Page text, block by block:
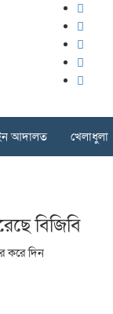
আদালত খেলাধুলা
বিজিবি
করে দিন